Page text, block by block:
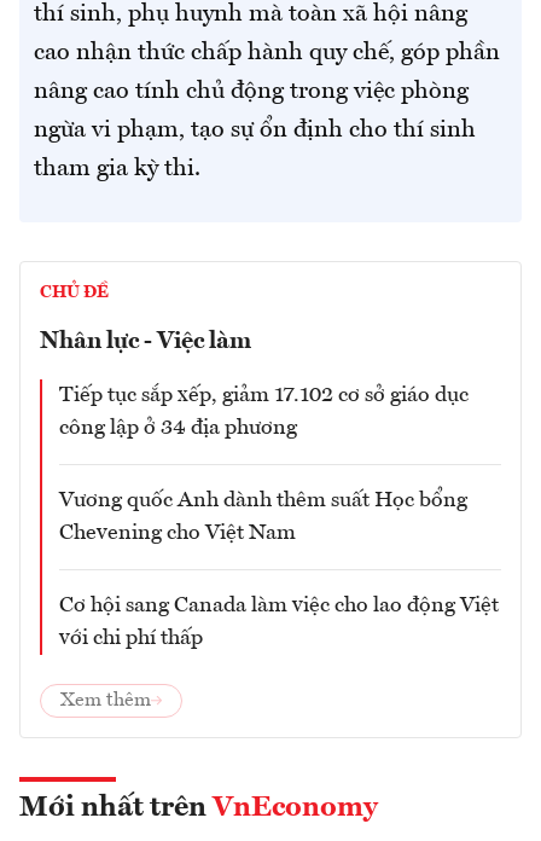
thí sinh, phụ huynh mà toàn xã hội nâng
cao nhận thức chấp hành quy chế, góp phần
nâng cao tính chủ động trong việc phòng
ngừa vi phạm, tạo sự ổn định cho thí sinh
tham gia kỳ thi.
CHỦ ĐỀ
Nhân lực - Việc làm
Tiếp tục sắp xếp, giảm 17.102 cơ sở giáo dục
công lập ở 34 địa phương
Vương quốc Anh dành thêm suất Học bổng
Chevening cho Việt Nam
Cơ hội sang Canada làm việc cho lao động Việt
với chi phí thấp
Xem thêm
Mới nhất trên VnEconomy